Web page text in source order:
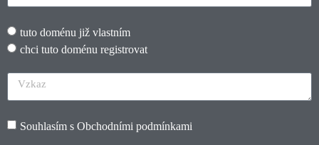
tuto doménu již vlastním
chci tuto doménu registrovat
Souhlasím s Obchodními podmínkami